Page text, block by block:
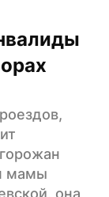
мамы
она